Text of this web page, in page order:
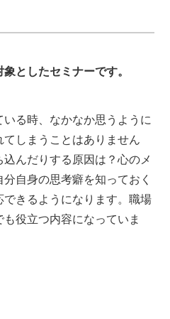
としたセミナーです。
る時、なかなか思うように
しまうことはありません
んだりする原因は？心のメ
自身の思考癖を知っておく
きるようになります。職場
役立つ内容になっていま